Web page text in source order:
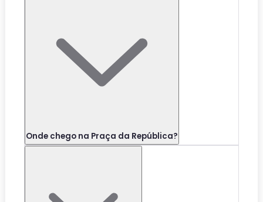
Onde chego na Praça da República?